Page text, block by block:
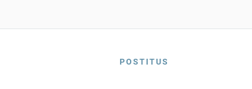
POSTITUS